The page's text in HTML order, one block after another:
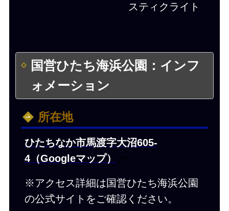
スティクライト
国営ひたち海浜公園：インフ
ォメーション
所在地
ひたちなか市馬渡字大沼605-
4（Googleマップ）
※アクセス詳細は国営ひたち海浜公園
の公式サイトをご確認ください。